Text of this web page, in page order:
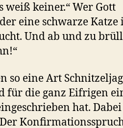
weiß keiner.“ Wer Gott
eine schwarze Katze
Und ab und zu
so eine Art
für die ganz Eifrigen
hat. Dabei